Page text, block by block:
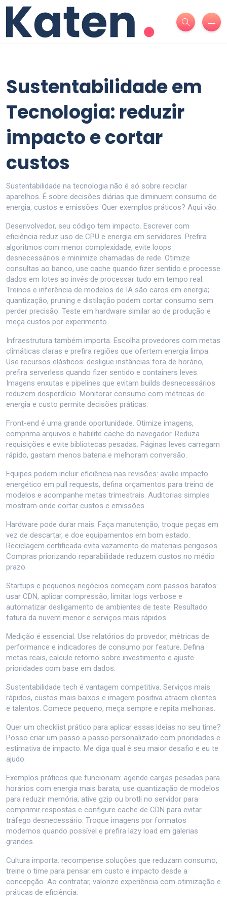
Sustentabilidade em
Tecnologia: reduzir
impacto e cortar
custos
Sustentabilidade na tecnologia não é só sobre reciclar
aparelhos. É sobre decisões diárias que diminuem consumo de
energia, custos e emissões. Quer exemplos práticos? Aqui vão.
Desenvolvedor, seu código tem impacto. Escrever com
eficiência reduz uso de CPU e energia em servidores. Prefira
algoritmos com menor complexidade, evite loops
desnecessários e minimize chamadas de rede. Otimize
consultas ao banco, use cache quando fizer sentido e processe
dados em lotes ao invés de processar tudo em tempo real.
Treinos e inferência de modelos de IA são caros em energia;
quantização, pruning e distilação podem cortar consumo sem
perder precisão. Teste em hardware similar ao de produção e
meça custos por experimento.
Infraestrutura também importa. Escolha provedores com metas
climáticas claras e prefira regiões que ofertem energia limpa.
Use recursos elásticos: desligue instâncias fora de horário,
prefira serverless quando fizer sentido e containers leves.
Imagens enxutas e pipelines que evitam builds desnecessários
reduzem desperdício. Monitorar consumo com métricas de
energia e custo permite decisões práticas.
Front-end é uma grande oportunidade. Otimize imagens,
comprima arquivos e habilite cache do navegador. Reduza
requisições e evite bibliotecas pesadas. Páginas leves carregam
rápido, gastam menos bateria e melhoram conversão.
Equipes podem incluir eficiência nas revisões: avalie impacto
energético em pull requests, defina orçamentos para treino de
modelos e acompanhe metas trimestrais. Auditorias simples
mostram onde cortar custos e emissões.
Hardware pode durar mais. Faça manutenção, troque peças em
vez de descartar, e doe equipamentos em bom estado.
Reciclagem certificada evita vazamento de materiais perigosos.
Compras priorizando reparabilidade reduzem custos no médio
prazo.
Startups e pequenos negócios começam com passos baratos:
usar CDN, aplicar compressão, limitar logs verbose e
automatizar desligamento de ambientes de teste. Resultado:
fatura da nuvem menor e serviços mais rápidos.
Medição é essencial. Use relatórios do provedor, métricas de
performance e indicadores de consumo por feature. Defina
metas reais, calcule retorno sobre investimento e ajuste
prioridades com base em dados.
Sustentabilidade tech é vantagem competitiva. Serviços mais
rápidos, custos mais baixos e imagem positiva atraem clientes
e talentos. Comece pequeno, meça sempre e repita melhorias.
Quer um checklist prático para aplicar essas ideias no seu time?
Posso criar um passo a passo personalizado com prioridades e
estimativa de impacto. Me diga qual é seu maior desafio e eu te
ajudo.
Exemplos práticos que funcionam: agende cargas pesadas para
horários com energia mais barata, use quantização de modelos
para reduzir memória, ative gzip ou brotli no servidor para
comprimir respostas e configure cache de CDN para evitar
tráfego desnecessário. Troque imagens por formatos
modernos quando possível e prefira lazy load em galerias
grandes.
Cultura importa: recompense soluções que reduzam consumo,
treine o time para pensar em custo e impacto desde a
concepção. Ao contratar, valorize experiência com otimização e
práticas de eficiência.